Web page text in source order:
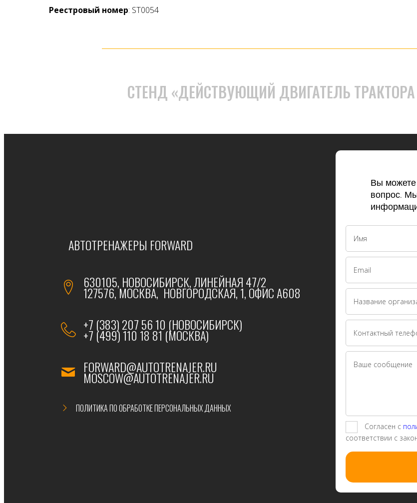
СТЕНД «ДЕЙСТВУЮЩИЙ ДВИГАТЕЛЬ
Реестровый номер: ST0054
АВТОТРЕНАЖЕРЫ FORWARD
630105, НОВОСИБИРСК, ЛИНЕЙНАЯ 47/2
127576, МОСКВА, НОВГОРОДСКАЯ, 1, ОФИС А608
+7 (383) 207 56 10 (НОВОСИБИРСК)
+7 (499) 110 18 81 (МОСКВА)
FORWARD@AUTOTRENAJER.RU
MOSCOW@AUTOTRENAJER.RU
ПОЛИТИКА ПО ОБРАБОТКЕ ПЕРСОНАЛЬНЫХ ДАННЫХ
Вы
вопрос.
Согласен с
соответствии с